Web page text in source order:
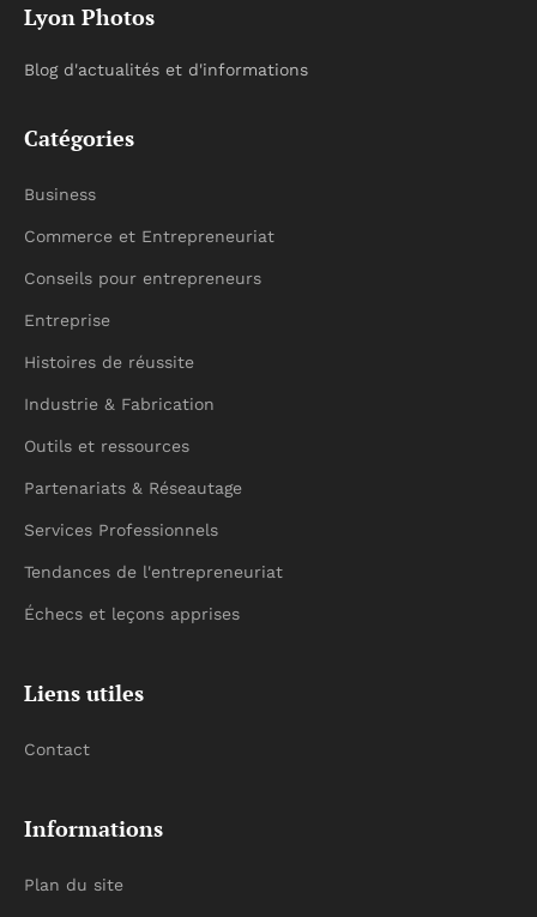
Lyon Photos
Blog d'actualités et d'informations
Catégories
Business
Commerce et Entrepreneuriat
Conseils pour entrepreneurs
Entreprise
Histoires de réussite
Industrie & Fabrication
Outils et ressources
Partenariats & Réseautage
Services Professionnels
Tendances de l'entrepreneuriat
Échecs et leçons apprises
Liens utiles
Contact
Informations
Plan du site